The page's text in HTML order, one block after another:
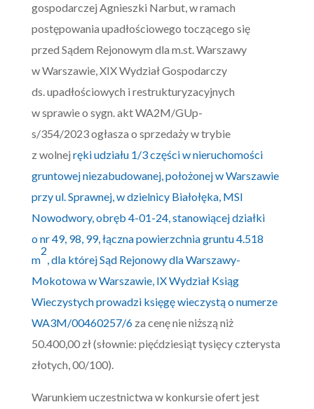
gospodarczej Agnieszki Narbut, w ramach
postępowania upadłościowego toczącego się
przed Sądem Rejonowym dla m.st. Warszawy
w Warszawie, XIX Wydział Gospodarczy
ds. upadłościowych i restrukturyzacyjnych
w sprawie o sygn. akt WA2M/GUp-
s/354/2023 ogłasza o sprzedaży w trybie
z wolnej ręki udziału 1/3 części w nieruchomości
gruntowej niezabudowanej, położonej w Warszawie
przy ul. Sprawnej, w dzielnicy Białołęka, MSI
Nowodwory, obręb 4-01-24, stanowiącej działki
o nr 49, 98, 99, łączna powierzchnia gruntu 4.518
m
2
, dla której Sąd Rejonowy dla Warszawy-
Mokotowa w Warszawie, IX Wydział Ksiąg
Wieczystych prowadzi księgę wieczystą o numerze
WA3M/00460257/6za cenę nie niższą niż
50.400,00 zł (słownie: pięćdziesiąt tysięcy czterysta
złotych, 00/100).
Warunkiem uczestnictwa w konkursie ofert jest